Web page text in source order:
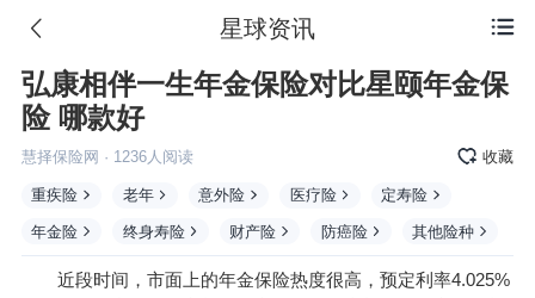
 星球资讯
弘康相伴一生年金保险对比星颐年金保
险 哪款好
慧择保险网 · 1236人阅读 收藏
重疾险 老年 意外险 医疗险 定寿险
年金险 终身寿险 财产险 防癌险 其他险种
近段时间，市面上的年金保险热度很高，预定利率4.025%